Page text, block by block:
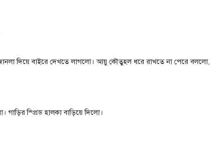
দিয়ে বাইরে দেখতে লাগলো। আয়ু কৌতুহল ধরে রাখতে না পেরে বললো,
স্প্রিড হালকা বাড়িয়ে দিলো।